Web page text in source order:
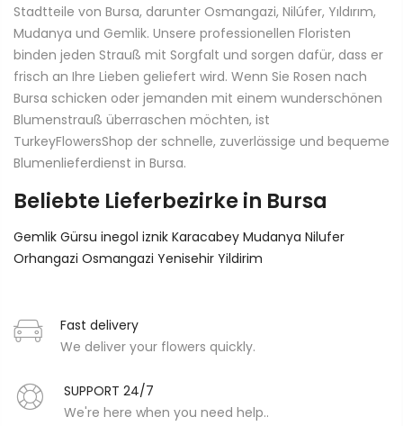
Stadtteile von Bursa, darunter Osmangazi, Nilúfer, Yıldırım,
Mudanya und Gemlik. Unsere professionellen Floristen
binden jeden Strauß mit Sorgfalt und sorgen dafür, dass er
frisch an Ihre Lieben geliefert wird. Wenn Sie Rosen nach
Bursa schicken oder jemanden mit einem wunderschönen
Blumenstrauß überraschen möchten, ist
TurkeyFlowersShop der schnelle, zuverlässige und bequeme
Blumenlieferdienst in Bursa.
Beliebte Lieferbezirke in Bursa
Gemlik Gürsu inegol iznik Karacabey Mudanya Nilufer
Orhangazi Osmangazi Yenisehir Yildirim
Fast delivery
We deliver your flowers quickly.
SUPPORT 24/7
We're here when you need help..